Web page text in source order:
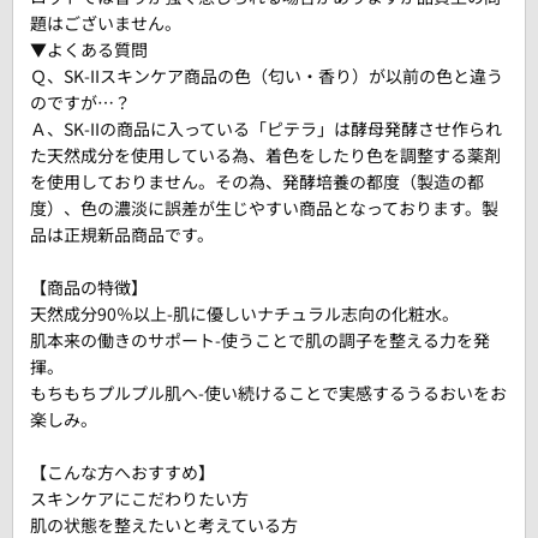
題はございません。
▼よくある質問
Ｑ、SK-IIスキンケア商品の色（匂い・香り）が以前の色と違う
のですが…？
Ａ、SK-IIの商品に入っている「ピテラ」は酵母発酵させ作られ
た天然成分を使用している為、着色をしたり色を調整する薬剤
を使用しておりません。その為、発酵培養の都度（製造の都
度）、色の濃淡に誤差が生じやすい商品となっております。製
品は正規新品商品です。
【商品の特徴】
天然成分90％以上-肌に優しいナチュラル志向の化粧水。
肌本来の働きのサポート-使うことで肌の調子を整える力を発
揮。
もちもちプルプル肌へ-使い続けることで実感するうるおいをお
楽しみ。
【こんな方へおすすめ】
スキンケアにこだわりたい方
肌の状態を整えたいと考えている方